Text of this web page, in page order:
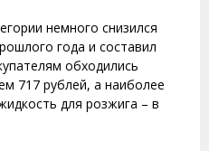
немного снизился
года и составил
обходились
717 рублей, а наиболее
для розжига – в